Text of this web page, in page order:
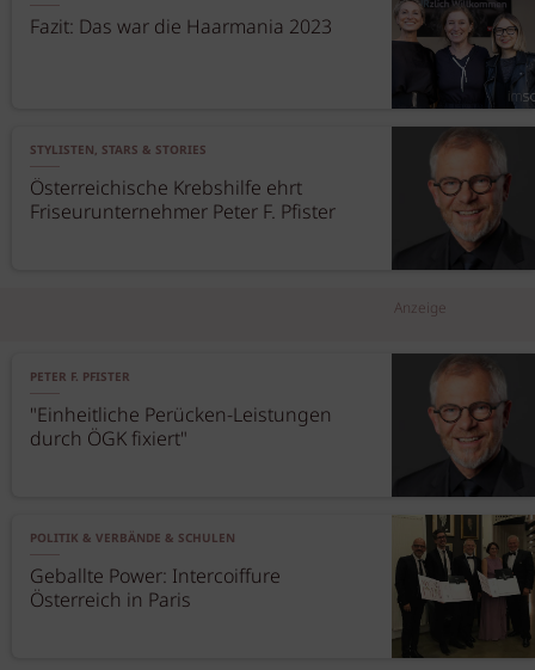
Fazit: Das war die Haarmania 2023
STYLISTEN, STARS & STORIES
Österreichische Krebshilfe ehrt
Friseurunternehmer Peter F. Pfister
Anzeige
PETER F. PFISTER
"Einheitliche Perücken-Leistungen
durch ÖGK fixiert"
POLITIK & VERBÄNDE & SCHULEN
Geballte Power: Intercoiffure
Österreich in Paris